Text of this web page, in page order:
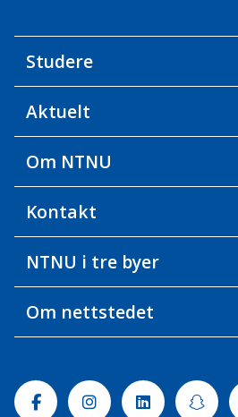
Studere
Aktuelt
Om NTNU
Kontakt
NTNU i tre byer
Om nettstedet
FacebookInstagramLinkedin